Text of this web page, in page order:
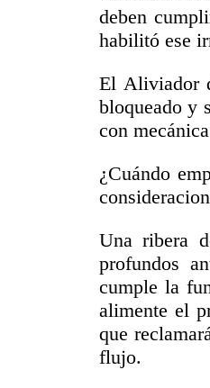
deben
habilitó ese
El Aliviador
bloqueado y
con
¿Cuándo
Una ribera
profundos
cumple la
alimente el
que
flujo.